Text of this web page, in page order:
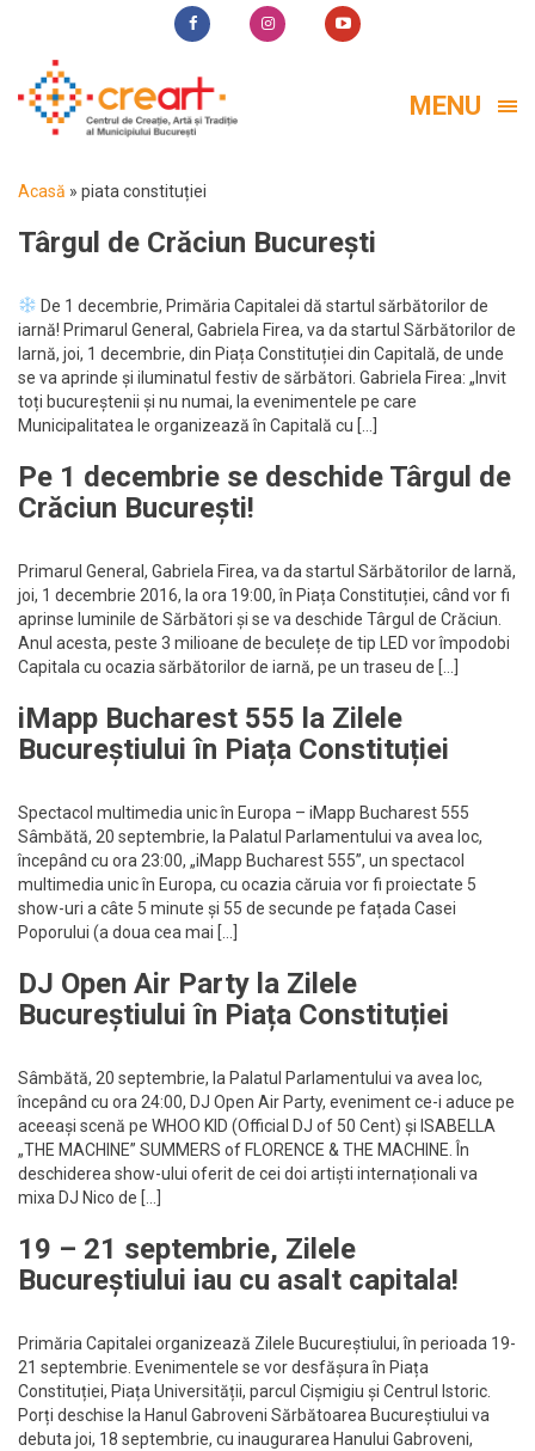
MENU
Acasă » piata constituției
Târgul de Crăciun București
De 1 decembrie, Primăria Capitalei dă startul sărbătorilor de
iarnă! Primarul General, Gabriela Firea, va da startul Sărbătorilor de
Iarnă, joi, 1 decembrie, din Piața Constituției din Capitală, de unde
se va aprinde și iluminatul festiv de sărbători. Gabriela Firea: „Invit
toți bucureștenii și nu numai, la evenimentele pe care
Municipalitatea le organizează în Capitală cu […]
Pe 1 decembrie se deschide Târgul de
Crăciun București!
Primarul General, Gabriela Firea, va da startul Sărbătorilor de Iarnă,
joi, 1 decembrie 2016, la ora 19:00, în Piața Constituției, când vor fi
aprinse luminile de Sărbători și se va deschide Târgul de Crăciun.
Anul acesta, peste 3 milioane de beculețe de tip LED vor împodobi
Capitala cu ocazia sărbătorilor de iarnă, pe un traseu de […]
iMapp Bucharest 555 la Zilele
Bucureștiului în Piața Constituției
Spectacol multimedia unic în Europa – iMapp Bucharest 555
Sâmbătă, 20 septembrie, la Palatul Parlamentului va avea loc,
începând cu ora 23:00, „iMapp Bucharest 555”, un spectacol
multimedia unic în Europa, cu ocazia căruia vor fi proiectate 5
show-uri a câte 5 minute și 55 de secunde pe fațada Casei
Poporului (a doua cea mai […]
DJ Open Air Party la Zilele
Bucureștiului în Piața Constituției
Sâmbătă, 20 septembrie, la Palatul Parlamentului va avea loc,
începând cu ora 24:00, DJ Open Air Party, eveniment ce-i aduce pe
aceeași scenă pe WHOO KID (Official DJ of 50 Cent) și ISABELLA
„THE MACHINE” SUMMERS of FLORENCE & THE MACHINE. În
deschiderea show-ului oferit de cei doi artiști internaționali va
mixa DJ Nico de […]
19 – 21 septembrie, Zilele
Bucureștiului iau cu asalt capitala!
Primăria Capitalei organizează Zilele Bucureștiului, în perioada 19-
21 septembrie. Evenimentele se vor desfășura în Piața
Constituției, Piața Universității, parcul Cișmigiu și Centrul Istoric.
Porți deschise la Hanul Gabroveni Sărbătoarea Bucureștiului va
debuta joi, 18 septembrie, cu inaugurarea Hanului Gabroveni,